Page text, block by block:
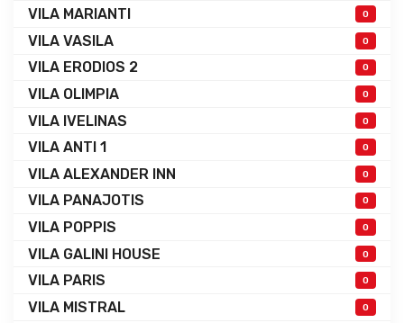
VILA MARIANTI 0
VILA VASILA 0
VILA ERODIOS 2 0
VILA OLIMPIA 0
VILA IVELINAS 0
VILA ANTI 1 0
VILA ALEXANDER INN 0
VILA PANAJOTIS 0
VILA POPPIS 0
VILA GALINI HOUSE 0
VILA PARIS 0
VILA MISTRAL 0